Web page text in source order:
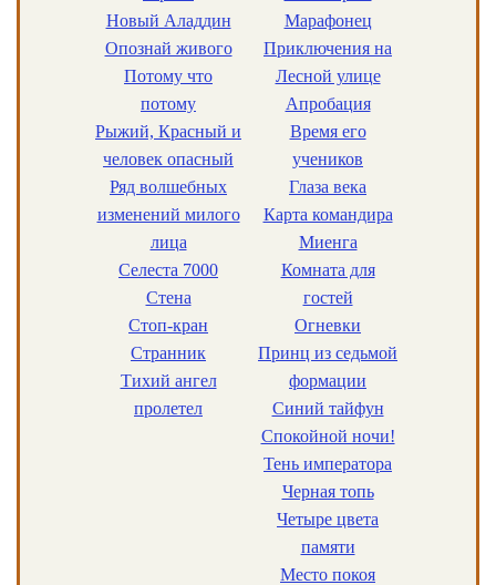
Новый Аладдин
Опознай живого
Потому что
потому
Рыжий, Красный и
человек опасный
Ряд волшебных
изменений милого
лица
Селеста 7000
Стена
Стоп-кран
Странник
Тихий ангел
пролетел
Марафонец
Приключения на
Лесной улице
Апробация
Время его
учеников
Глаза века
Карта командира
Миенга
Комната для
гостей
Огневки
Принц из седьмой
формации
Синий тайфун
Спокойной ночи!
Тень императора
Черная топь
Четыре цвета
памяти
Место покоя